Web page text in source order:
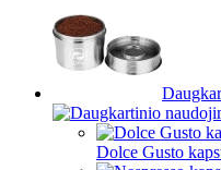
Dolce Gusto